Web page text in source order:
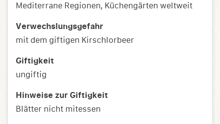
Mediterrane Regionen, Küchengärten weltweit
Verwechslungsgefahr
mit dem giftigen Kirschlorbeer
Giftigkeit
ungiftig
Hinweise zur Giftigkeit
Blätter nicht mitessen